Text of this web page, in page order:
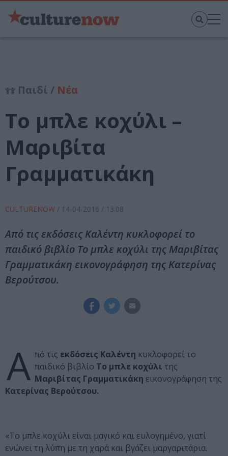
Παιδί / Νέα
Το μπλε κοχύλι –
Μαριβίτα
Γραμματικάκη
CULTURENOW / 14-04-2016 / 13:08
Από τις εκδόσεις Καλέντη κυκλοφορεί το
παιδικό βιβλίο Το μπλε κοχύλι της Μαριβίτας
Γραμματικάκη εικονογράφηση της Κατερίνας
Βερούτσου.
Α πό τις εκδόσεις Καλέντη κυκλοφορεί το
παιδικό βιβλίο Το μπλε κοχύλι της
Μαριβίτας Γραμματικάκη εικονογράφηση της
Κατερίνας Βερούτσου.
«Το μπλε κοχύλι είναι μαγικό και ευλογημένο, γιατί
ενώνει τη λύπη με τη χαρά και βγάζει μαργαριτάρια.